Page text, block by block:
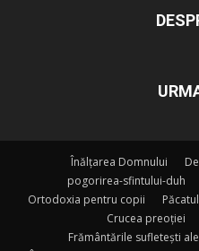
Înălțarea Domnului
pogorirea-sfintului-duh
Ortodoxia pentru copii
Crucea preoției
Frământările sufletești